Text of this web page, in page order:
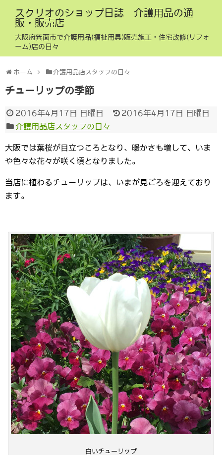
スクリオのショップ日誌 介護用品の通
販・販売店
大阪府箕面市で介護用品(福祉用具)販売施工・住宅改修(リフォ
ーム)店の日々
ホーム 介護用品店スタッフの日々
チューリップの季節
2016年4月17日 日曜日
2016年4月17日 日曜日
介護用品店スタッフの日々
大阪では葉桜が目立つころとなり、暖かさも増して、いま
や色々な花々が咲く頃となりました。
当店に植わるチューリップは、いまが見ごろを迎えており
ます。
白いチューリップ